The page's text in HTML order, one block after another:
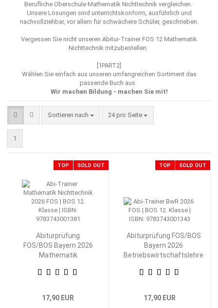
Berufliche Oberschule Mathematik Nichttechnik vergleichen.
Unsere Lösungen sind unterrichtskonform, ausführlich und
nachvollziehbar, vor allem für schwächere Schüler, geschrieben.
Vergessen Sie nicht unseren Abitur-Trainer FOS 12 Mathematik
Nichttechnik mitzubestellen.
[1PART2]
Wählen Sie einfach aus unseren umfangreichen Sortiment das
passende Buch aus.
Wir machen Bildung - machen Sie mit!
Sortieren nach
Sortieren nach 24 pro Seite
pro Seite
1
TOP SOLD OUT
Abiturprüfung
FOS/BOS Bayern 2026
Mathematik
Klasse
17,90 EUR
TOP SOLD OUT
Abiturprüfung FOS/BOS
Bayern 2026
Betriebswirtschaftslehre
Klasse
17,90 EUR